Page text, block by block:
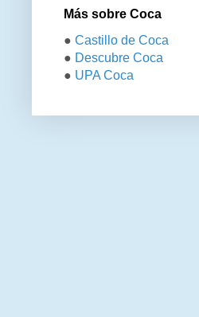
Más sobre Coca
● Castillo de Coca
● Descubre Coca
● UPA Coca